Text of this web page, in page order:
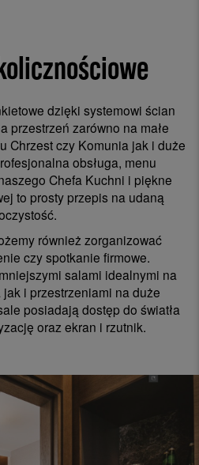
dzięki systemowi ścian
przestrzeń zarówno na małe
Chrzest czy Komunia jak i duże
obsługa, menu
Chefa Kuchni i piękne
to prosty przepis na udaną
również zorganizować
czy spotkanie firmowe.
salami idealnymi na
i przestrzeniami na duże
posiadają dostęp do światła
oraz ekran i rzutnik.